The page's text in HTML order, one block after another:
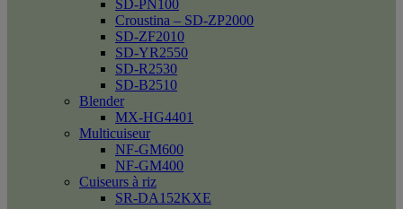
SD-PN100
Croustina – SD-ZP2000
SD-ZF2010
SD-YR2550
SD-R2530
SD-B2510
Blender
MX-HG4401
Multicuiseur
NF-GM600
NF-GM400
Cuiseurs à riz
SR-DA152KXE